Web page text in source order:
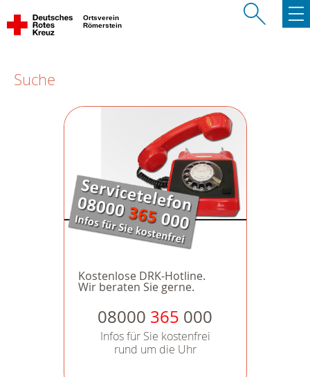
Ortsverein
Römerstein
Suche
Kostenlose DRK-Hotline.
Wir beraten Sie gerne.
08000 365 000
Infos für Sie kostenfrei
rund um die Uhr